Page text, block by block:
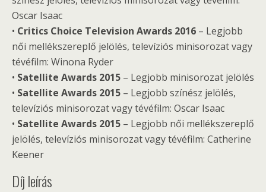
Oscar Isaac
• Critics Choice Television Awards 2016 – Legjobb
női mellékszereplő jelölés, televíziós minisorozat vagy
tévéfilm: Winona Ryder
• Satellite Awards 2015 – Legjobb minisorozat jelölés
• Satellite Awards 2015 – Legjobb színész jelölés,
televíziós minisorozat vagy tévéfilm: Oscar Isaac
• Satellite Awards 2015 – Legjobb női mellékszereplő
jelölés, televíziós minisorozat vagy tévéfilm: Catherine
Keener
Díj leírás